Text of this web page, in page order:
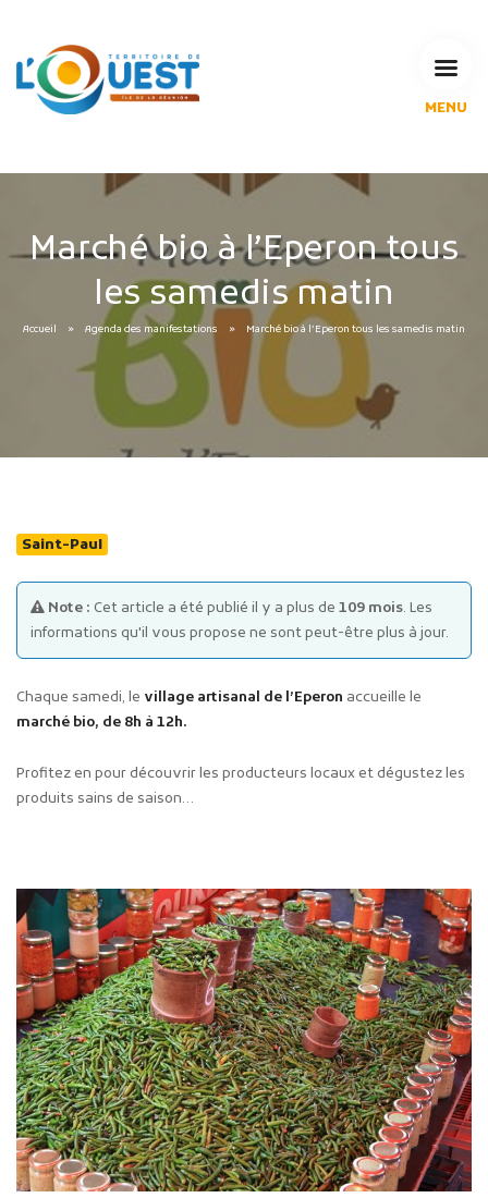
MENU
Espace Habitant
Espace Pédagogique
RECHERCHE
CALENDRIERS DE COLLECTE
MES DÉMARCHES
Marchés publics
Projets financés par l'Europe
Marché bio à l’Eperon tous
les samedis matin
Accueil Agenda des manifestations Marché bio à l’Eperon tous les samedis matin
Saint-Paul
Note : Cet article a été publié il y a plus de 109 mois. Les
informations qu'il vous propose ne sont peut-être plus à jour.
Chaque samedi, le village artisanal de l’Eperon accueille le
marché bio, de 8h à 12h.
Profitez en pour découvrir les producteurs locaux et dégustez les
produits sains de saison…